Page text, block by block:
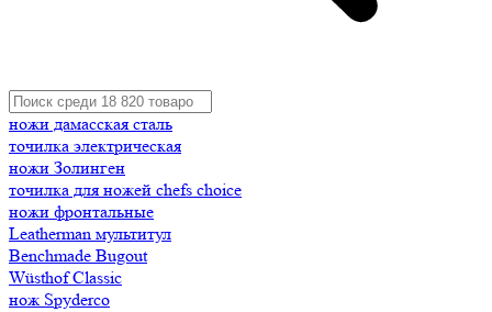
ножи дамасская сталь
точилка электрическая
ножи Золинген
точилка для ножей chefs choice
ножи фронтальные
Leatherman мультитул
Benchmade Bugout
Wüsthof Classic
нож Spyderco